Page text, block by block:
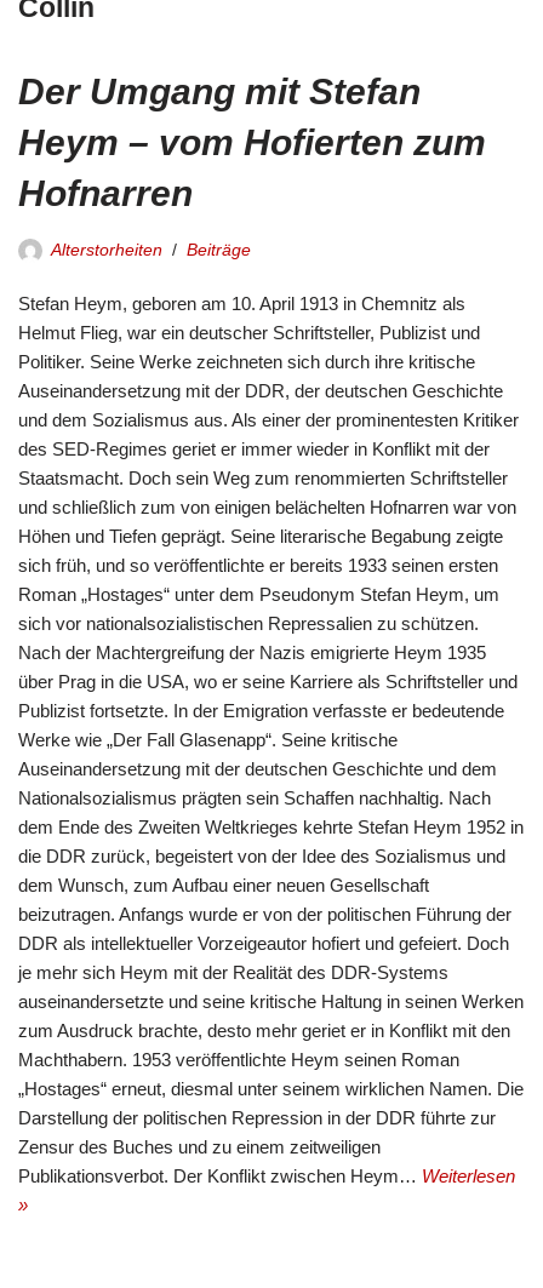
Collin
Der Umgang mit Stefan
Heym – vom Hofierten zum
Hofnarren
Alterstorheiten Beiträge
Stefan Heym, geboren am 10. April 1913 in Chemnitz als
Helmut Flieg, war ein deutscher Schriftsteller, Publizist und
Politiker. Seine Werke zeichneten sich durch ihre kritische
Auseinandersetzung mit der DDR, der deutschen Geschichte
und dem Sozialismus aus. Als einer der prominentesten Kritiker
des SED-Regimes geriet er immer wieder in Konflikt mit der
Staatsmacht. Doch sein Weg zum renommierten Schriftsteller
und schließlich zum von einigen belächelten Hofnarren war von
Höhen und Tiefen geprägt. Seine literarische Begabung zeigte
sich früh, und so veröffentlichte er bereits 1933 seinen ersten
Roman „Hostages“ unter dem Pseudonym Stefan Heym, um
sich vor nationalsozialistischen Repressalien zu schützen.
Nach der Machtergreifung der Nazis emigrierte Heym 1935
über Prag in die USA, wo er seine Karriere als Schriftsteller und
Publizist fortsetzte. In der Emigration verfasste er bedeutende
Werke wie „Der Fall Glasenapp“. Seine kritische
Auseinandersetzung mit der deutschen Geschichte und dem
Nationalsozialismus prägten sein Schaffen nachhaltig. Nach
dem Ende des Zweiten Weltkrieges kehrte Stefan Heym 1952 in
die DDR zurück, begeistert von der Idee des Sozialismus und
dem Wunsch, zum Aufbau einer neuen Gesellschaft
beizutragen. Anfangs wurde er von der politischen Führung der
DDR als intellektueller Vorzeigeautor hofiert und gefeiert. Doch
je mehr sich Heym mit der Realität des DDR-Systems
auseinandersetzte und seine kritische Haltung in seinen Werken
zum Ausdruck brachte, desto mehr geriet er in Konflikt mit den
Machthabern. 1953 veröffentlichte Heym seinen Roman
„Hostages“ erneut, diesmal unter seinem wirklichen Namen. Die
Darstellung der politischen Repression in der DDR führte zur
Zensur des Buches und zu einem zeitweiligen
Publikationsverbot. Der Konflikt zwischen Heym… Weiterlesen
»